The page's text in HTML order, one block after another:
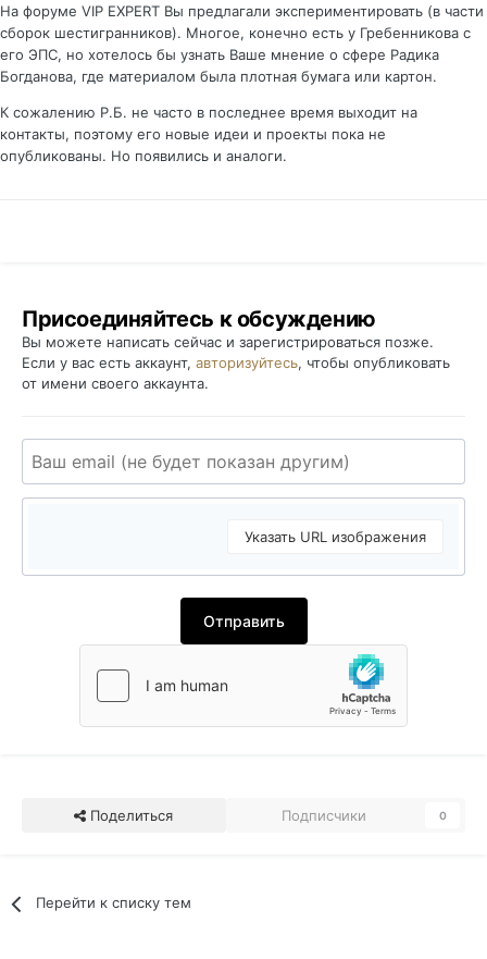
На форуме VIP EXPERT Вы предлагали экспериментировать (в части
сборок шестигранников). Многое, конечно есть у Гребенникова с
его ЭПС, но хотелось бы узнать Ваше мнение о сфере Радика
Богданова, где материалом была плотная бумага или картон.
К сожалению Р.Б. не часто в последнее время выходит на
контакты, поэтому его новые идеи и проекты пока не
опубликованы. Но появились и аналоги.
Присоединяйтесь к обсуждению
Вы можете написать сейчас и зарегистрироваться позже.
Если у вас есть аккаунт, авторизуйтесь, чтобы опубликовать
от имени своего аккаунта.
Указать URL изображения
Отправить
Поделиться Подписчики 0
Перейти к списку тем